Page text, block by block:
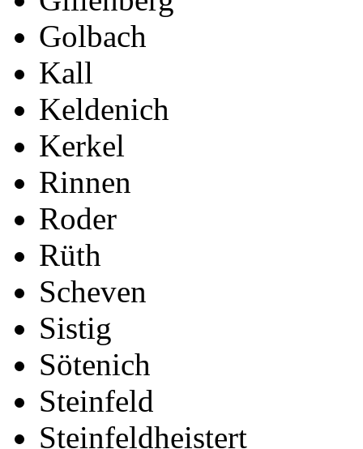
Golbach
Kall
Keldenich
Kerkel
Rinnen
Roder
Rüth
Scheven
Sistig
Sötenich
Steinfeld
Steinfeldheistert